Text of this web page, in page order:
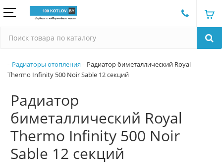
Радиаторы отопления
Радиатор биметаллический Royal
Thermo Infinity 500 Noir Sable 12 секций
Радиатор
биметаллический Royal
Thermo Infinity 500 Noir
Sable 12 секций